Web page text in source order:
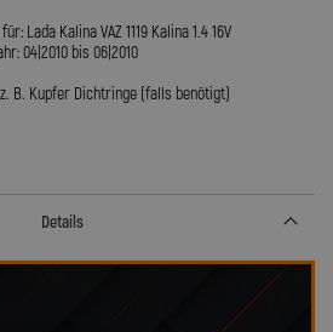
Lada Kalina VAZ 1119 Kalina 1.4 16V
04|2010 bis 06|2010
B. Kupfer Dichtringe (falls benötigt)
Details